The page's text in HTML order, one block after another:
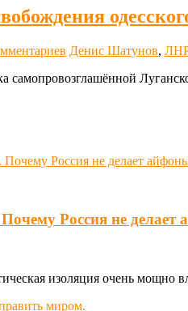
Денис Шатунов, ЛНР
самопровозглашённой
Россия не делает
изоляция очень мощно